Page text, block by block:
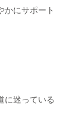
かにサポート
に迷っている